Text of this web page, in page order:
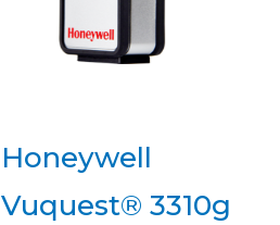
Honeywell
Vuquest® 3310g